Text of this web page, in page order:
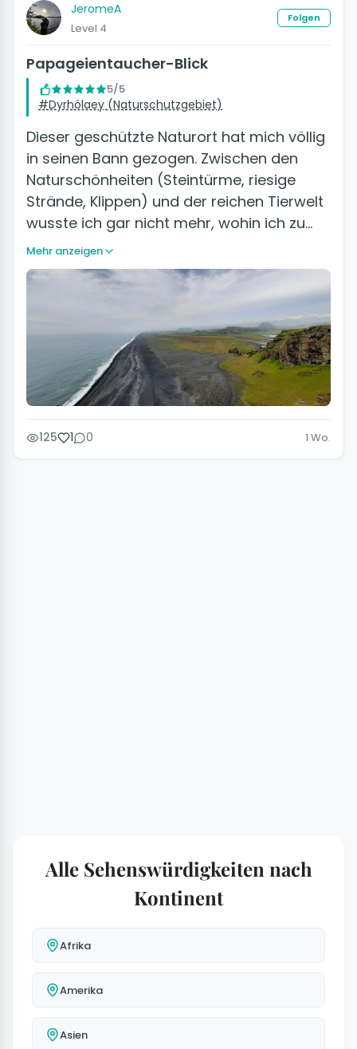
JeromeA
Level 4
Folgen
Papageientaucher-Blick
5/5
#Dyrhólaey (Naturschutzgebiet)
Dieser geschützte Naturort hat mich völlig
in seinen Bann gezogen. Zwischen den
Naturschönheiten (Steintürme, riesige
Strände, Klippen) und der reichen Tierwelt
wusste ich gar nicht mehr, wohin ich zu…
Mehr anzeigen
125 1 0 1 Wo.
Alle Sehenswürdigkeiten nach
Kontinent
Afrika
Amerika
Asien